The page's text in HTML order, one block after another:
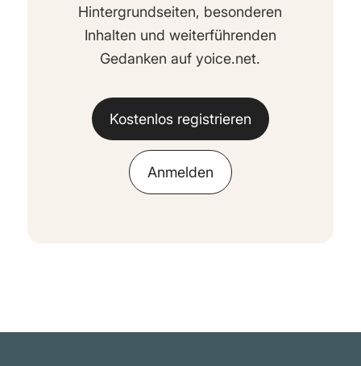
Hintergrundseiten, besonderen
Inhalten und weiterführenden
Gedanken auf yoice.net.
Kostenlos registrieren
Anmelden